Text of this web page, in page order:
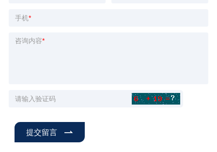
手机
咨询内容
请输入验证码
提交留言